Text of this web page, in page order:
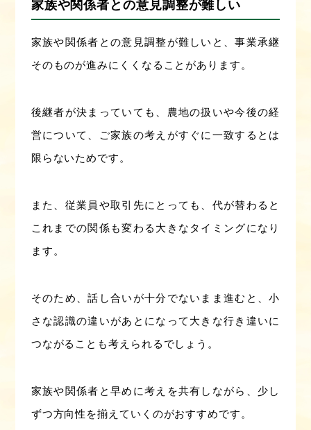
家族や関係者との意見調整が難しい
家族や関係者との意見調整が難しいと、事業承継
そのものが進みにくくなることがあります。
後継者が決まっていても、農地の扱いや今後の経
営について、ご家族の考えがすぐに一致するとは
限らないためです。
また、従業員や取引先にとっても、代が替わると
これまでの関係も変わる大きなタイミングになり
ます。
そのため、話し合いが十分でないまま進むと、小
さな認識の違いがあとになって大きな行き違いに
つながることも考えられるでしょう。
家族や関係者と早めに考えを共有しながら、少し
ずつ方向性を揃えていくのがおすすめです。